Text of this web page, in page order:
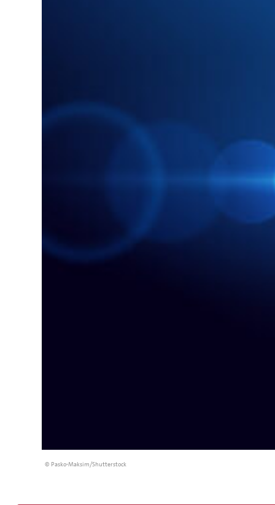
© Pasko-Maksim/Shutterstock